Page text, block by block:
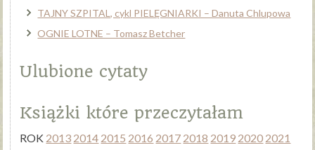
TAJNY SZPITAL, cykl PIELĘGNIARKI – Danuta Chlupowa
OGNIE LOTNE – Tomasz Betcher
Ulubione cytaty
Książki które przeczytałam
ROK 2013 2014 2015 2016 2017 2018 2019 2020 2021